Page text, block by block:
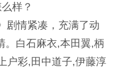
样？
剧情紧凑，充满了动
。白石麻衣,本田翼,柄
户彩,田中道子,伊藤淳